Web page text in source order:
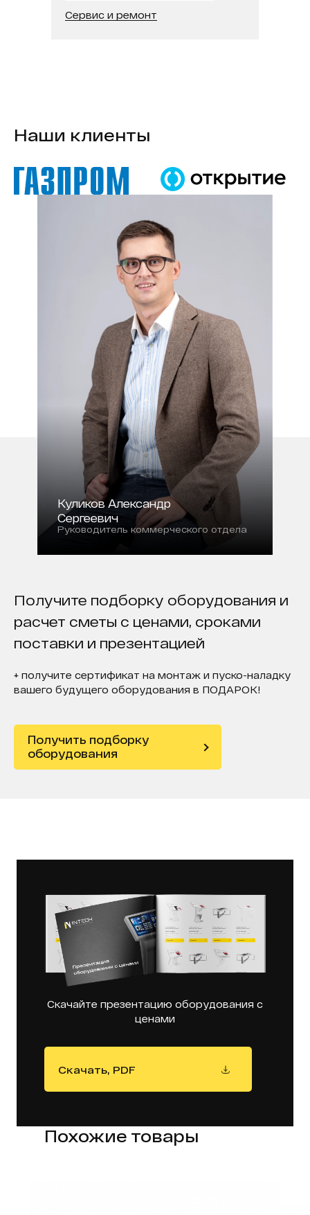
Сервис и ремонт
Наши клиенты
Куликов Александр
Сергеевич
Руководитель коммерческого отдела
Получите подборку оборудования и
расчет сметы с ценами, сроками
поставки и презентацией
+ получите сертификат на монтаж и пуско-наладку
вашего будущего оборудования в ПОДАРОК!
Получить подборку
оборудования
Скачайте презентацию оборудования с
ценами
Скачать, PDF
Похожие товары